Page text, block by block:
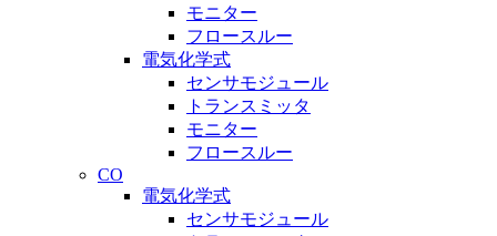
モニター
フロースルー
電気化学式
センサモジュール
トランスミッタ
モニター
フロースルー
CO
電気化学式
センサモジュール